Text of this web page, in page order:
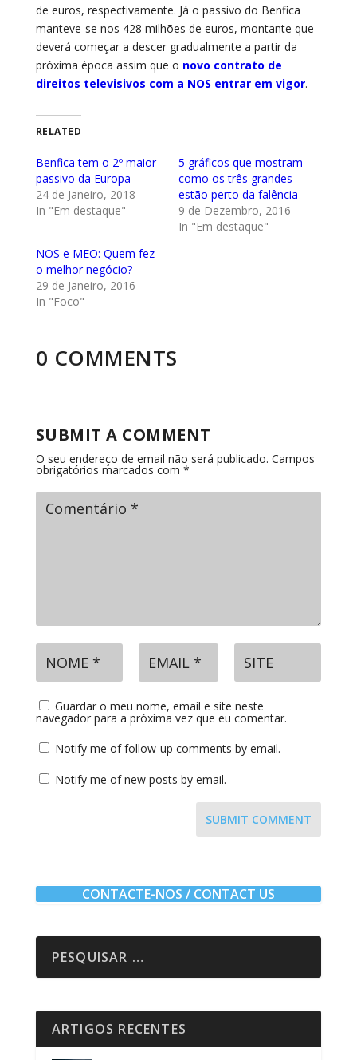
de euros, respectivamente. Já o passivo do Benfica
manteve-se nos 428 milhões de euros, montante que
deverá começar a descer gradualmente a partir da
próxima época assim que o novo contrato de
direitos televisivos com a NOS entrar em vigor.
RELATED
Benfica tem o 2º maior
passivo da Europa
24 de Janeiro, 2018
In "Em destaque"
5 gráficos que mostram
como os três grandes
estão perto da falência
9 de Dezembro, 2016
In "Em destaque"
NOS e MEO: Quem fez
o melhor negócio?
29 de Janeiro, 2016
In "Foco"
0 COMMENTS
SUBMIT A COMMENT
O seu endereço de email não será publicado. Campos
obrigatórios marcados com *
Guardar o meu nome, email e site neste
navegador para a próxima vez que eu comentar.
Notify me of follow-up comments by email.
Notify me of new posts by email.
SUBMIT COMMENT
CONTACTE-NOS / CONTACT US
ARTIGOS RECENTES